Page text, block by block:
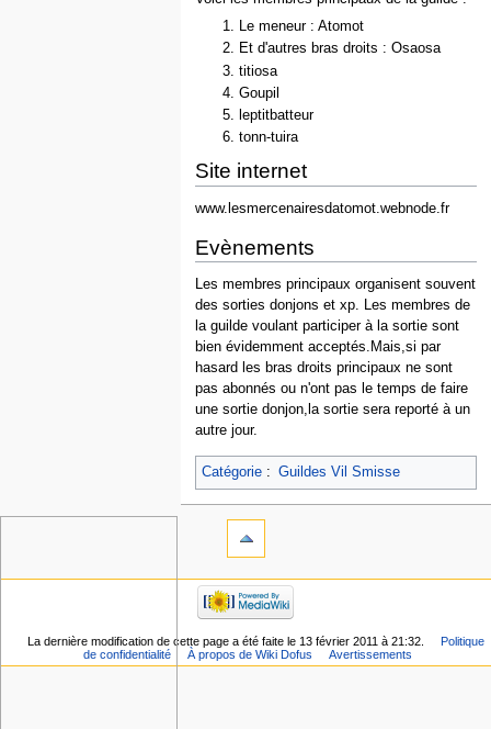
Le meneur : Atomot
Et d'autres bras droits : Osaosa
titiosa
Goupil
leptitbatteur
tonn-tuira
Site internet
www.lesmercenairesdatomot.webnode.fr
Evènements
Les membres principaux organisent souvent
des sorties donjons et xp. Les membres de
la guilde voulant participer à la sortie sont
bien évidemment acceptés.Mais,si par
hasard les bras droits principaux ne sont
pas abonnés ou n'ont pas le temps de faire
une sortie donjon,la sortie sera reporté à un
autre jour.
Catégorie: Guildes Vil Smisse
La dernière modification de cette page a été faite le 13 février 2011 à 21:32.
Politique
de confidentialité
À propos de Wiki Dofus Avertissements